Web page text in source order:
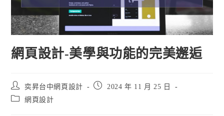
網頁設計-美學與功能的完美邂逅
奕昇台中網頁設計
2024 年 11 月 25 日
網頁設計